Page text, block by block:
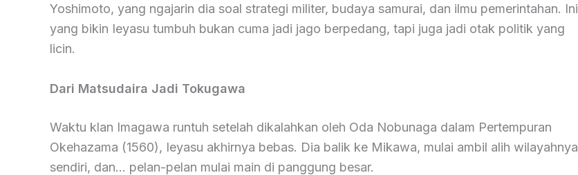
Yoshimoto, yang ngajarin dia soal strategi militer, budaya samurai, dan ilmu pemerintahan. Ini
yang bikin Ieyasu tumbuh bukan cuma jadi jago berpedang, tapi juga jadi otak politik yang
licin.
Dari Matsudaira Jadi Tokugawa
Waktu klan Imagawa runtuh setelah dikalahkan oleh Oda Nobunaga dalam Pertempuran
Okehazama (1560), Ieyasu akhirnya bebas. Dia balik ke Mikawa, mulai ambil alih wilayahnya
sendiri, dan… pelan-pelan mulai main di panggung besar.